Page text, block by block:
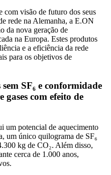
com visão de futuro dos seus
rede na Alemanha, a E.ON
da nova geração de
na Europa. Estes produtos
e a eficiência da rede
para os objetivos de
SF₆ e conformidade
gases com efeito de
um potencial de aquecimento
um único quilograma de SF₆
kg de CO₂. Além disso,
cerca de 1.000 anos,